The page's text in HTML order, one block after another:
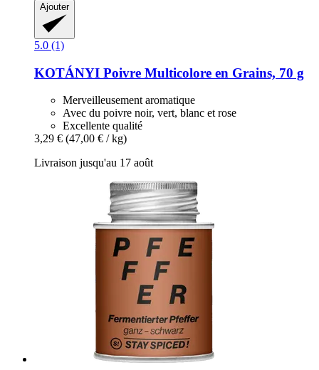
Ajouter
5.0 (1)
KOTÁNYI Poivre Multicolore en Grains, 70 g
Merveilleusement aromatique
Avec du poivre noir, vert, blanc et rose
Excellente qualité
3,29 € (47,00 € / kg)
Livraison jusqu'au 17 août